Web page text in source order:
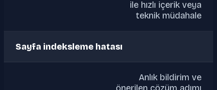
ile hızlı içerik veya
teknik müdahale
Sayfa indeksleme hatası
Anlık bildirim ve